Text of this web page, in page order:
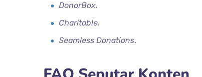
DonorBox.
Charitable.
Seamless Donations.